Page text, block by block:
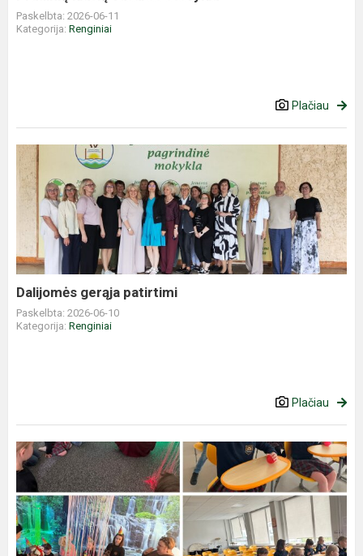
Paskelbta: 2026-06-11
Kategorija: Renginiai
Plačiau
Dalijomės
gerąja
patirtimi
Dalijomės gerąja patirtimi
Paskelbta: 2026-06-10
Kategorija: Renginiai
Plačiau
Sensoriniai
pasakos
„Kaip
pelėda
Drulija
gimtadienį